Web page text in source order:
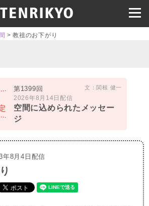
>教祖のお下がり
第1399回
2026年8月14日配信
空間に込められたメッセー
ジ
文：関根 健一
年8月4日配信